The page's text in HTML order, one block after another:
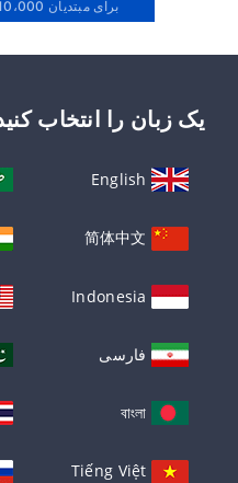
برای مبتدیان 10،000 دلار رایگان دریافت کنید
یک زبان را انتخاب
English
简体中文
Indonesia
فارسی
বাংলা
Tiếng Việt